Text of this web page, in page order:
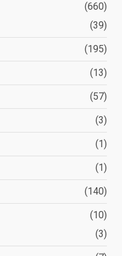
(660)
(39)
(195)
(13)
(57)
(3)
(1)
(1)
(140)
(10)
(3)